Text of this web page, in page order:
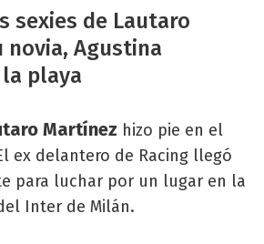
sexies de Lautaro
novia, Agustina
playa
Martínez hizo pie en el
ex delantero de Racing llegó
para luchar por un lugar en la
Inter de Milán.